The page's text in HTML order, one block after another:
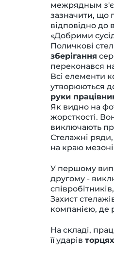
межрядным
зазначити, що
відповідно до
«Добрими
Поличкові
зберігання
переконався
Всі елементи
утворюються
руки
Як видно на
жорсткості.
виключають
Стелажні ряди,
на краю
У першому
другому -
Захист
компанією, де
На складі,
її ударів